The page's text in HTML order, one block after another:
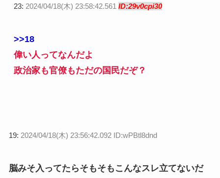
23: 2024/04/18(木) 23:58:42.561 ID:29v0cpi30
>>18
偉い人ってなんだよ
政治家も官僚もただの国民だぞ？
19: 2024/04/18(木) 23:56:42.092 ID:wPBtl8dnd
脳みそ入ってたらそもそもこんなスレ立てないだ